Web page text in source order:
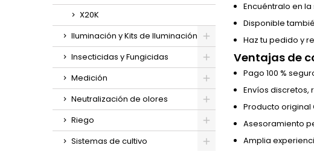
X20K
Iluminación y Kits de Iluminación
Insecticidas y Fungicidas
Medición
Neutralización de olores
Riego
Sistemas de cultivo
Encuéntralo en
Disponible
Haz tu pedido y
Ventajas de
Pago 100 %
Envíos discretos,
Producto original
Asesoramiento
Amplia